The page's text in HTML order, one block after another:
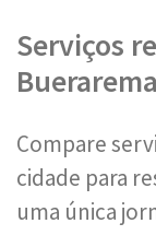
Serviços
Compare
cidade para
uma única